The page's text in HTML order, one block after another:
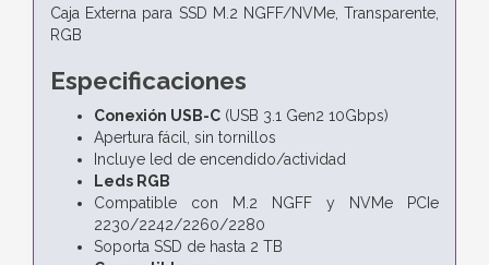
Caja Externa para SSD M.2 NGFF/NVMe, Transparente,
RGB
Especificaciones
Conexión USB-C (USB 3.1 Gen2 10Gbps)
Apertura fácil, sin tornillos
Incluye led de encendido/actividad
Leds RGB
Compatible con M.2 NGFF y NVMe PCIe
2230/2242/2260/2280
Soporta SSD de hasta 2 TB